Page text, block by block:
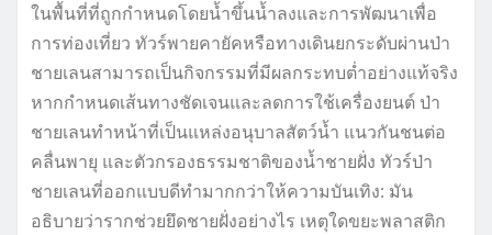
ในพื้นที่ที่ถูกกำหนดโดยน้ำขึ้นน้ำลงและการพัฒนาเพื่อ
การท่องเที่ยว ทัวร์พายคายัคหรือทางเดินยกระดับผ่านป่า
ชายเลนสามารถเป็นกิจกรรมที่มีผลกระทบต่ำอย่างแท้จริง
หากกำหนดเส้นทางชัดเจนและลดการใช้เครื่องยนต์ ป่า
ชายเลนทำหน้าที่เป็นแหล่งอนุบาลสัตว์น้ำ แนวกันชนต่อ
คลื่นพายุ และตัวกรองธรรมชาติของน้ำชายฝั่ง ทัวร์ป่า
ชายเลนที่ออกแบบดีทำมากกว่าให้ความบันเทิง: มัน
อธิบายว่ารากช่วยยึดชายฝั่งอย่างไร เหตุใดขยะพลาสติก